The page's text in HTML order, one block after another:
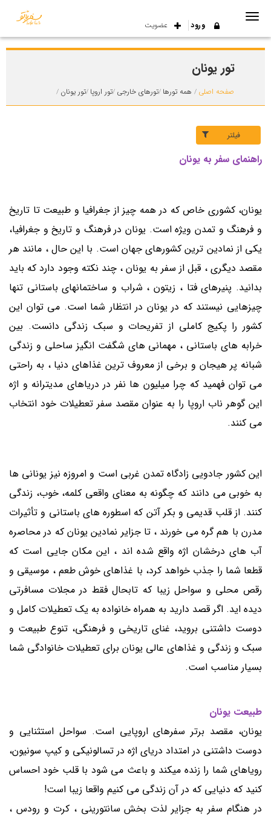
ورود عضویت
تور یونان
صفحه اصلی همه تورها تورهای خارجی تور اروپا تور یونان
فیلتر
راهنمای سفر به یونان
یونان، کشوری خاص که در همه چیز از جغرافیا و طبیعت تا تاریخ
و فرهنگ و تمدن ویژه است. یونان در فرهنگ و تاریخ و جغرافیا،
یکی از نمادین ترین کشورهای جهان است. با این حال ، مانند هر
مقصد دیگری ، قبل از سفر به یونان ، چند نکته وجود دارد که باید
بدانید. پنیرهای فتا ، زیتون ، شراب و ساختمانهای باستانی تنها
چیزهایی نیستند که در یونان در انتظار شما است. می توان این
کشور را پکیج کاملی از تفریحات و سبک زندگی دانست. بین
خرابه های باستانی ، مهمانی های شگفت انگیز ساحلی و زندگی
شبانه پر هیجان و برخی از معروف ترین غذاهای دنیا ، به راحتی
می توان فهمید که چرا میلیون ها نفر در دریاهای مدیترانه و اژه
این گوهر ناب اروپا را به عنوان مقصد سفر تعطیلات خود انتخاب
می کنند.
این کشور جادویی زادگاه تمدن غربی است و امروزه نیز یونانی ها
به خوبی می دانند که چگونه به معنای واقعی کلمه، خوب، زندگی
کنند. از قلب قدیمی و بکر آتن که اسطوره های باستانی و تأثیرات
مدرن با هم گره می خورند ، تا جزایر نمادین یونان که در محاصره
آب های درخشان اژه واقع شده اند ، این مکان جایی است که
قطعا شما را جذب خواهد کرد، با غذاهای خوش طعم ، موسیقی و
رقص محلی و سواحل زیبا که تابحال فقط در مجلات مسافرتی
دیده اید. اگر قصد دارید به همراه خانواده به یک تعطیلات کامل و
دوست داشتنی بروید، غنای تاریخی و فرهنگی، تنوع طبیعت و
سبک و زندگی و غذاهای عالی یونان برای تعطیلات خانوادگی شما
بسیار مناسب است.
طبیعت یونان
یونان، مقصد برتر سفرهای اروپایی است. سواحل استثنایی و
دوست داشتنی در امتداد دریای اژه در تسالونیکی و کیپ سونیون،
رویاهای شما را زنده میکند و باعث می شود با قلب خود احساس
کنید که دنیایی که در آن زندگی می کنیم واقعا زیبا است!
در هنگام سفر به جزایر لذت بخش سانتورینی ، کرت و رودس ،